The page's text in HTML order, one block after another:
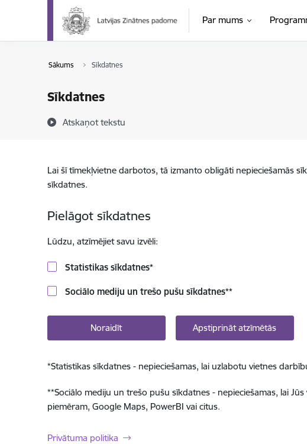
Pāriet uz lapas saturu
Par mums
Sākums Sīkdatnes
Sīkdatnes
Atskaņot tekstu
Lai šī tīmekļvietne darbotos, tā izmanto obligāti nepieciešamās
sīkdatnes.
Pielāgot sīkdatnes
Lūdzu, atzīmējiet savu izvēli:
Statistikas sīkdatnes*
Sociālo mediju un trešo pušu sīkdatnes**
Noraidīt Apstiprināt atzīmētās
*Statistikas sīkdatnes - nepieciešamas, lai uzlabotu vietnes
**Sociālo mediju un trešo pušu sīkdatnes - nepieciešamas, lai
piemēram, Google Maps, PowerBI vai citus.
Privātuma politika